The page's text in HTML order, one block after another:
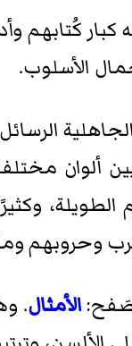
كُتابهم
الأسلوب.
ألوان
وحروبهم
الأمثال.